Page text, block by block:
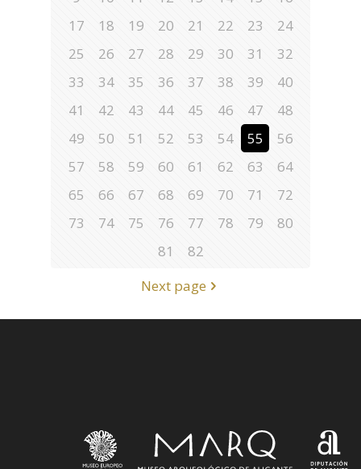
17
18 19 20 21 22 23
24
25
26 27 28 29 30 31
32
33
34 35 36 37 38 39
40
41
42 43 44 45 46 47
48
49
50 51 52 53 54 55
56
57
58 59 60 61 62 63
64
65
66 67 68 69 70 71
72
73
74 75 76 77 78 79
80
81
82
Next page